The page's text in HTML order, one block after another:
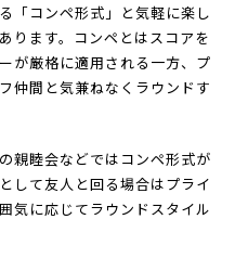
「コンペ形式」と気軽に楽し
ります。コンペとはスコアを
が厳格に適用される一方、プ
仲間と気兼ねなくラウンドす
親睦会などではコンペ形式が
して友人と回る場合はプライ
気に応じてラウンドスタイル